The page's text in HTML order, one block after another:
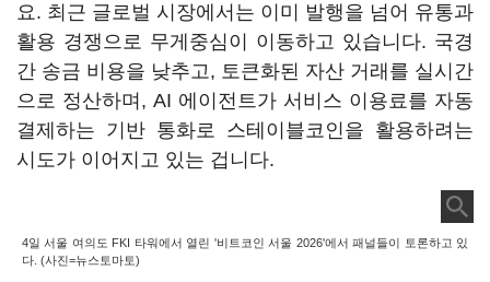
요. 최근 글로벌 시장에서는 이미 발행을 넘어 유통과
활용 경쟁으로 무게중심이 이동하고 있습니다. 국경
간 송금 비용을 낮추고, 토큰화된 자산 거래를 실시간
으로 정산하며, AI 에이전트가 서비스 이용료를 자동
결제하는 기반 통화로 스테이블코인을 활용하려는
시도가 이어지고 있는 겁니다.
4일 서울 여의도 FKI 타워에서 열린 '비트코인 서울 2026'에서 패널들이 토론하고 있
다. (사진=뉴스토마토)